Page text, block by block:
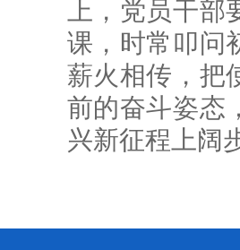
上，党员干
课，时常叩问
薪火相传，把
前的奋斗姿态
兴新征程上阔